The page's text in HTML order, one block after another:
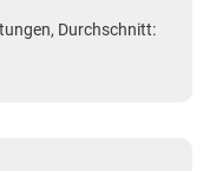
Durchschnitt: